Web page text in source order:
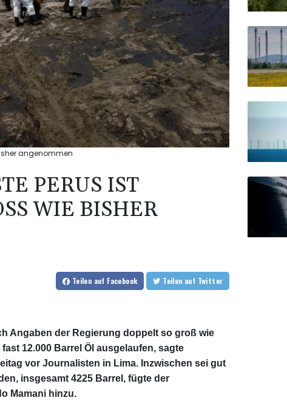
angenommen
PERUS IST
WIE BISHER A
Teilen auf Facebook Teilen auf Twitter
Angaben der Regierung doppelt so groß wie
12.000 Barrel Öl ausgelaufen, sagte
vor Journalisten in Lima. Inzwischen sei gut
insgesamt 4225 Barrel, fügte der
Mamani hinzu.